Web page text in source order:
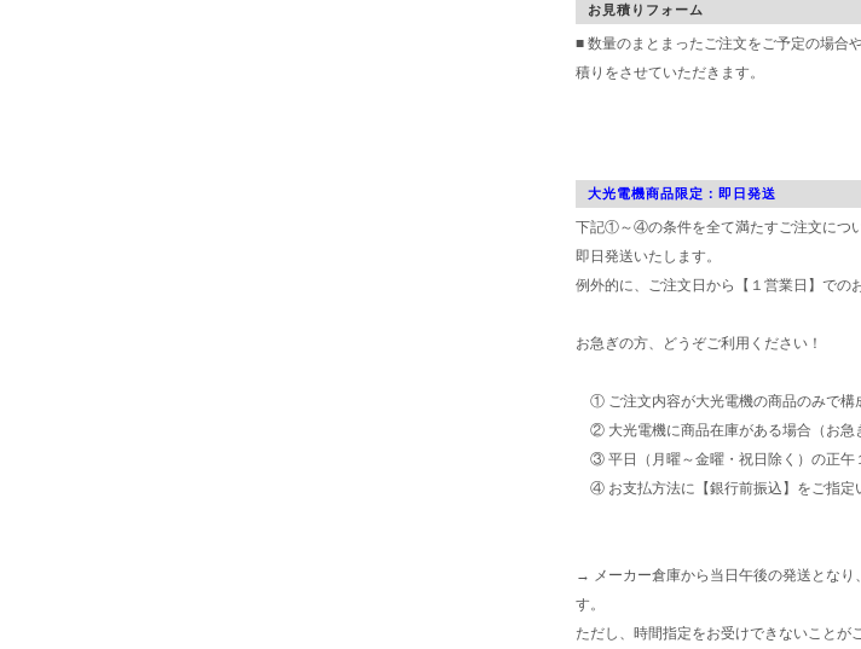
お見積りフォーム
■ 数量のまとまったご注文をご予定の場合
積りをさせていただきます。
大光電機商品限定：即日発送
下記①～④の条件を全て満たすご注文につ
即日発送いたします。
例外的に、ご注文日から【１営業日】での
お急ぎの方、どうぞご利用ください！
① ご注文内容が大光電機の商品のみで構
② 大光電機に商品在庫がある場合（お急
③ 平日（月曜～金曜・祝日除く）の正午
④ お支払方法に【銀行前振込】をご指定
→ メーカー倉庫から当日午後の発送となり
す。
ただし、時間指定をお受けできないことが